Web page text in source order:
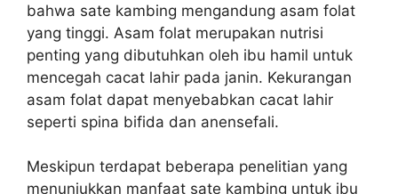
bahwa sate kambing mengandung asam folat
yang tinggi. Asam folat merupakan nutrisi
penting yang dibutuhkan oleh ibu hamil untuk
mencegah cacat lahir pada janin. Kekurangan
asam folat dapat menyebabkan cacat lahir
seperti spina bifida dan anensefali.
Meskipun terdapat beberapa penelitian yang
menunjukkan manfaat sate kambing untuk ibu